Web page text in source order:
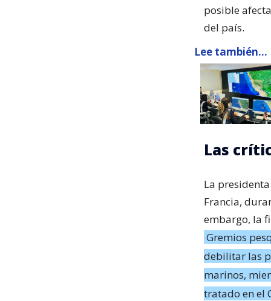
posible
del país.
Lee también...
Las
La
Francia,
embargo, la
Gremios
debilitar las
marinos,
tratado en el